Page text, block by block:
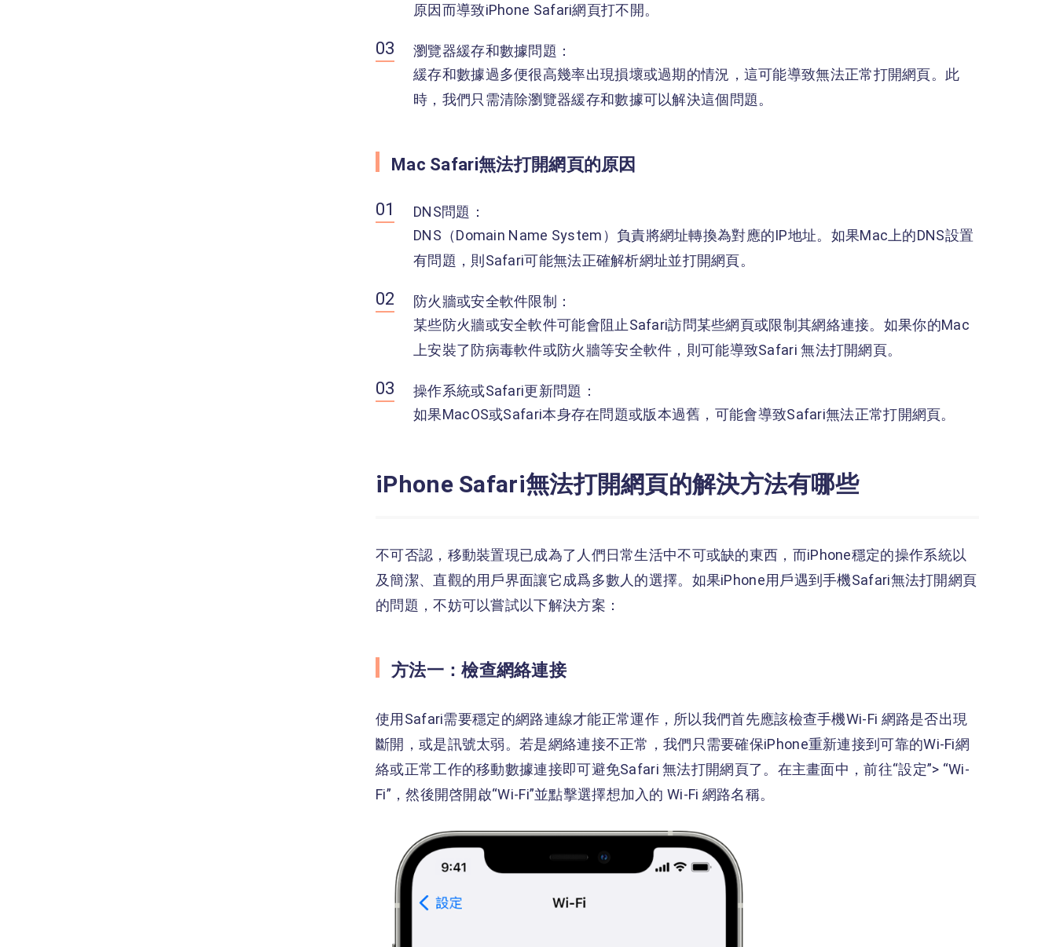
原因而導致iPhone Safari網頁打不開。
瀏覽器緩存和數據問題：
緩存和數據過多便很高幾率出現損壞或過期的情況，這可能導致無法正常打開網頁。此
時，我們只需清除瀏覽器緩存和數據可以解決這個問題。
Mac Safari無法打開網頁的原因
DNS問題：
DNS（Domain Name System）負責將網址轉換為對應的IP地址。如果Mac上的DNS設置
有問題，則Safari可能無法正確解析網址並打開網頁。
防火牆或安全軟件限制：
某些防火牆或安全軟件可能會阻止Safari訪問某些網頁或限制其網絡連接。如果你的Mac
上安裝了防病毒軟件或防火牆等安全軟件，則可能導致Safari 無法打開網頁。
操作系統或Safari更新問題：
如果MacOS或Safari本身存在問題或版本過舊，可能會導致Safari無法正常打開網頁。
iPhone Safari無法打開網頁的解決方法有哪些
不可否認，移動裝置現已成為了人們日常生活中不可或缺的東西，而iPhone穩定的操作系統以
及簡潔、直觀的用戶界面讓它成爲多數人的選擇。如果iPhone用戶遇到手機Safari無法打開網頁
的問題，不妨可以嘗試以下解決方案：
方法一：檢查網絡連接
使用Safari需要穩定的網路連線才能正常運作，所以我們首先應該檢查手機Wi-Fi 網路是否出現
斷開，或是訊號太弱。若是網絡連接不正常，我們只需要確保iPhone重新連接到可靠的Wi-Fi網
絡或正常工作的移動數據連接即可避免Safari 無法打開網頁了。在主畫面中，前往“設定”> “Wi-
Fi”，然後開啓開啟“Wi-Fi”並點擊選擇想加入的 Wi-Fi 網路名稱。